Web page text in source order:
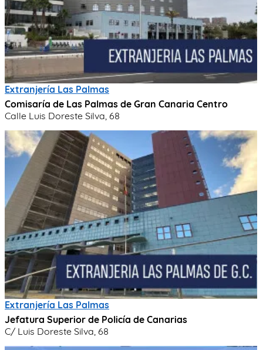
Extranjería Las Palmas
Comisaría de Las Palmas de Gran Canaria Centro
Calle Luis Doreste Silva, 68
Extranjería Las Palmas
Jefatura Superior de Policía de Canarias
C/ Luis Doreste Silva, 68